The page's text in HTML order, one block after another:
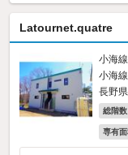
Latournet.quatre
小海
小海
長野
総階数
専有